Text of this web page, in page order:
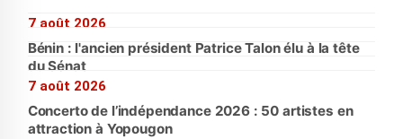
7 août 2026
Bénin : l'ancien président Patrice Talon élu à la tête
du Sénat
7 août 2026
Concerto de l’indépendance 2026 : 50 artistes en
attraction à Yopougon